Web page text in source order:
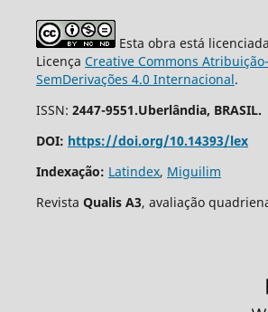
Esta obra está
Licença Creative Commons
SemDerivações 4.0 Internacional.
ISSN: 2447-9551.Uberlândia, BRASIL.
DOI: https://doi.org/10.14393/lex
Indexação: Latindex, Miguilim
Revista Qualis A3, avaliação